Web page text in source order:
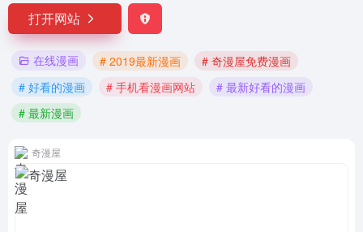
打开网站
在线漫画 # 2019最新漫画
# 奇漫屋免费漫画
# 好看的漫画
# 手机看漫画网站
# 最新好看的漫画
# 最新漫画
奇漫屋